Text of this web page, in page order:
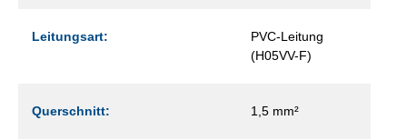
Leitungsart:
PVC-Leitung
(H05VV-F)
Querschnitt: 1,5 mm²